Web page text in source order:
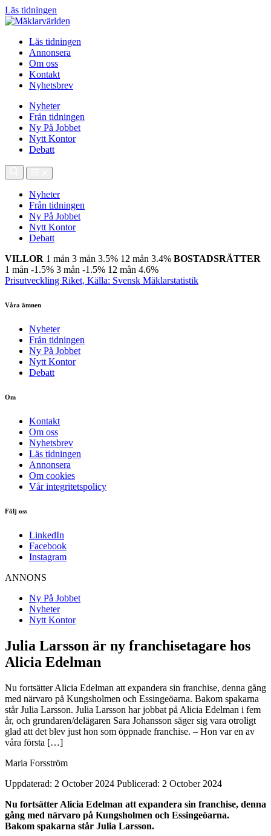
Läs tidningen
Läs tidningen
Annonsera
Om oss
Kontakt
Nyhetsbrev
Nyheter
Från tidningen
Ny På Jobbet
Nytt Kontor
Debatt
Nyheter
Från tidningen
Ny På Jobbet
Nytt Kontor
Debatt
VILLOR 1 mån 3 mån 3.5% 12 mån 3.4% BOSTADSRÄTTER
1 mån -1.5% 3 mån -1.5% 12 mån 4.6%
Prisutveckling Riket, Källa: Svensk Mäklarstatistik
Våra ämnen
Nyheter
Från tidningen
Ny På Jobbet
Nytt Kontor
Debatt
Om
Kontakt
Om oss
Nyhetsbrev
Läs tidningen
Annonsera
Om cookies
Vår integritetspolicy
Följ oss
LinkedIn
Facebook
Instagram
ANNONS
Ny På Jobbet
Nyheter
Nytt Kontor
Julia Larsson är ny franchisetagare hos
Alicia Edelman
Nu fortsätter Alicia Edelman att expandera sin franchise, denna gång
med närvaro på Kungsholmen och Essingeöarna. Bakom spakarna
står Julia Larsson. Julia Larsson har jobbat på Alicia Edelman i fem
år, och grundaren/delägaren Sara Johansson säger sig vara otroligt
glad att det blev just hon som öppnade franchise. – Hon var en av
våra första […]
Maria Forsström
Uppdaterad: 2 October 2024 Publicerad: 2 October 2024
Nu fortsätter Alicia Edelman att expandera sin franchise, denna
gång med närvaro på Kungsholmen och Essingeöarna.
Bakom spakarna står Julia Larsson.